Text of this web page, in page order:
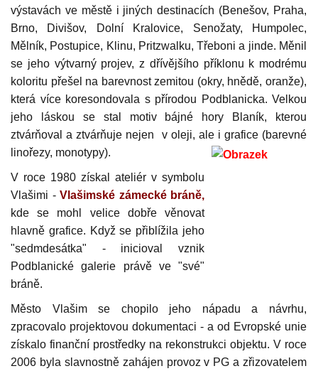
výstavách ve městě i jiných destinacích (Benešov, Praha,
Brno, Divišov, Dolní Kralovice, Senožaty, Humpolec,
Mělník, Postupice, Klinu, Pritzwalku, Třeboni a jinde. Měnil
se jeho výtvarný projev, z dřívějšího příklonu k modrému
koloritu přešel na barevnost zemitou (okry, hnědě, oranže),
která více koresondovala s přírodou Podblanicka. Velkou
jeho láskou se stal motiv bájné hory Blaník, kterou
ztvárňoval a ztvárňuje nejen v oleji, ale i grafice (barevné
inořezy, monotypy).
V roce 1980 získal ateliér v symbolu
Vlašimi - Vlašimské zámecké bráně,
kde se mohl velice dobře věnovat
hlavně grafice. Když se přiblížila jeho
"sedmdesátka" - inicioval vznik
Podblanické galerie právě ve "své"
bráně.
Město Vlašim se chopilo jeho nápadu a návrhu,
zpracovalo projektovou dokumentaci - a od Evropské unie
získalo finanční prostředky na rekonstrukci objektu. V roce
2006 byla slavnostně zahájen provoz v PG a zřizovatelem